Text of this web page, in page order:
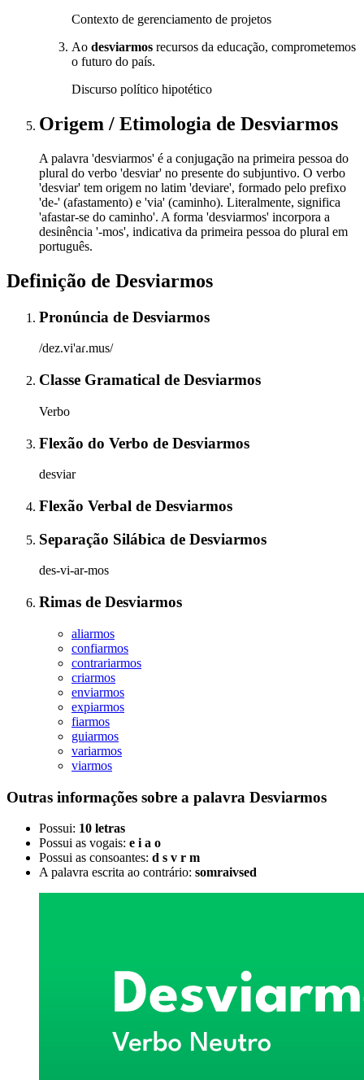
Contexto de gerenciamento de projetos
Ao desviarmos recursos da educação, comprometemos
o futuro do país.
Discurso político hipotético
Origem / Etimologia de Desviarmos
A palavra 'desviarmos' é a conjugação na primeira pessoa do
plural do verbo 'desviar' no presente do subjuntivo. O verbo
'desviar' tem origem no latim 'deviare', formado pelo prefixo
'de-' (afastamento) e 'via' (caminho). Literalmente, significa
'afastar-se do caminho'. A forma 'desviarmos' incorpora a
desinência '-mos', indicativa da primeira pessoa do plural em
português.
Definição de Desviarmos
Pronúncia de Desviarmos
/dez.vi'aɾ.mus/
Classe Gramatical de Desviarmos
Verbo
Flexão do Verbo de Desviarmos
desviar
Flexão Verbal de Desviarmos
Separação Silábica de Desviarmos
des-vi-ar-mos
Rimas de Desviarmos
aliarmos
confiarmos
contrariarmos
criarmos
enviarmos
expiarmos
fiarmos
guiarmos
variarmos
viarmos
Outras informações sobre a palavra Desviarmos
Possui: 10 letras
Possui as vogais: e i a o
Possui as consoantes: d s v r m
A palavra escrita ao contrário: somraivsed